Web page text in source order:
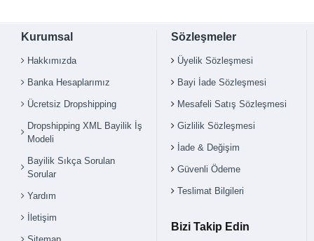
Kurumsal
Hakkımızda
Banka Hesaplarımız
Ücretsiz Dropshipping
Dropshipping XML Bayilik İş
Modeli
Bayilik Sıkça Sorulan
Sorular
Yardım
İletişim
Sözleşmeler
Üyelik Sözleşmesi
Bayi İade Sözleşmesi
Mesafeli Satış Sözleşmesi
Gizlilik Sözleşmesi
İade & Değişim
Güvenli Ödeme
Teslimat Bilgileri
Bizi Takip Edin